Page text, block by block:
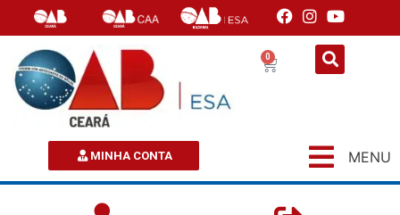
0
MINHA CONTA MENU